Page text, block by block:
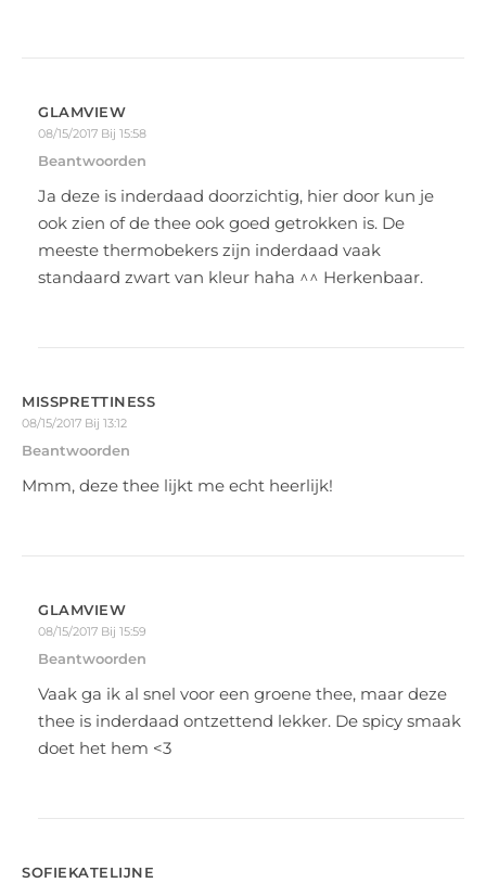
GLAMVIEW
08/15/2017 Bij 15:58
Beantwoorden
Ja deze is inderdaad doorzichtig, hier door kun je
ook zien of de thee ook goed getrokken is. De
meeste thermobekers zijn inderdaad vaak
standaard zwart van kleur haha ^^ Herkenbaar.
MISSPRETTINESS
08/15/2017 Bij 13:12
Beantwoorden
Mmm, deze thee lijkt me echt heerlijk!
GLAMVIEW
08/15/2017 Bij 15:59
Beantwoorden
Vaak ga ik al snel voor een groene thee, maar deze
thee is inderdaad ontzettend lekker. De spicy smaak
doet het hem <3
SOFIEKATELIJNE